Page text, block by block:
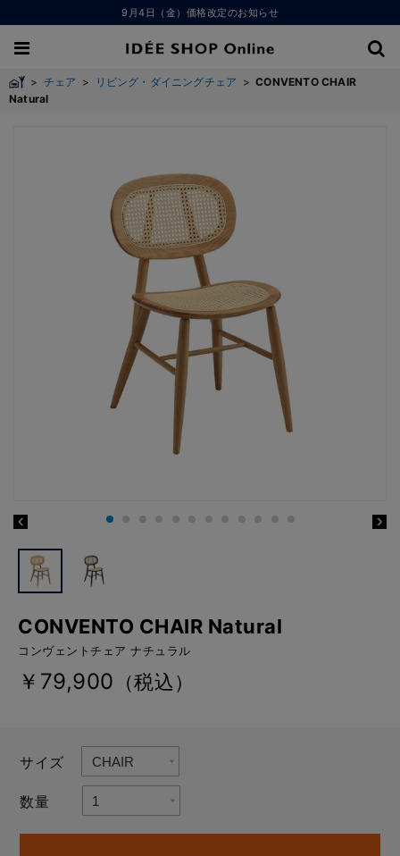
9月4日（金）価格改定のお知らせ
> チェア > リビング・ダイニングチェア >CONVENTO CHAIR
Natural
CONVENTO CHAIR Natural
コンヴェントチェア ナチュラル
￥79,900 （税込）
サイズ
数量